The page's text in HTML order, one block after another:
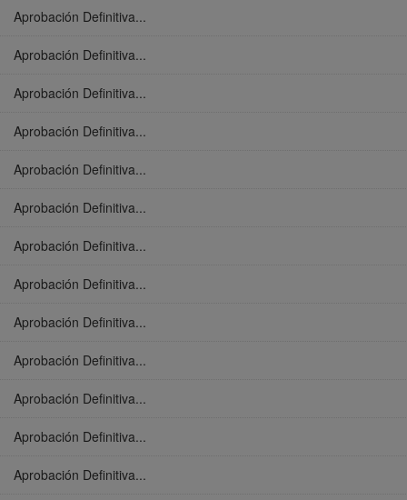
Aprobación Definitiva...
Aprobación Definitiva...
Aprobación Definitiva...
Aprobación Definitiva...
Aprobación Definitiva...
Aprobación Definitiva...
Aprobación Definitiva...
Aprobación Definitiva...
Aprobación Definitiva...
Aprobación Definitiva...
Aprobación Definitiva...
Aprobación Definitiva...
Aprobación Definitiva...